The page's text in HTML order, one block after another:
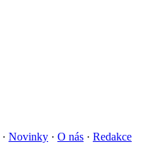
· Novinky · O nás · Redakce